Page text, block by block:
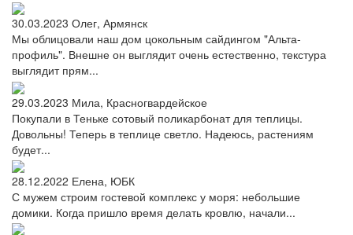
30.03.2023 Олег, Армянск
Мы облицовали наш дом цокольным сайдингом "Альта-
профиль". Внешне он выглядит очень естественно, текстура
выглядит прям...
29.03.2023 Мила, Красногвардейское
Покупали в Теньке сотовый поликарбонат для теплицы.
Довольны! Теперь в теплице светло. Надеюсь, растениям
будет...
28.12.2022 Елена, ЮБК
С мужем строим гостевой комплекс у моря: небольшие
домики. Когда пришло время делать кровлю, начали...